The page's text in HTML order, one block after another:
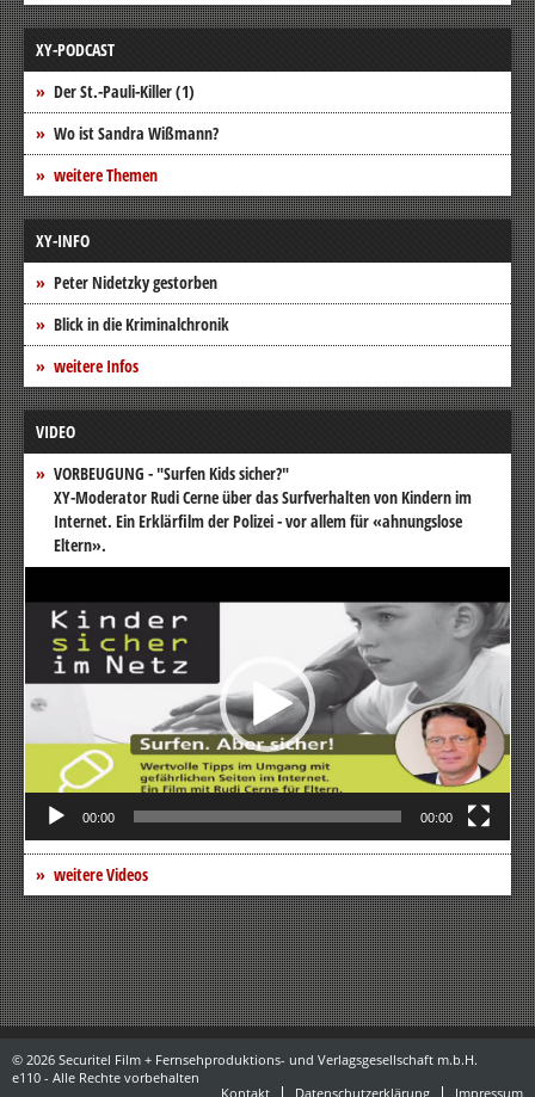
XY-PODCAST
Der St.-Pauli-Killer (1)
Wo ist Sandra Wißmann?
weitere Themen
XY-INFO
Peter Nidetzky gestorben
Blick in die Kriminalchronik
weitere Infos
VIDEO
VORBEUGUNG - "Surfen Kids sicher?"
XY-Moderator Rudi Cerne über das Surfverhalten von Kindern im
Internet. Ein Erklärfilm der Polizei - vor allem für «ahnungslose
Eltern».
Video-
00:00 00:00
weitere Videos
© 2026 Securitel Film + Fernsehproduktions- und Verlagsgesellschaft m.b.H.
e110 - Alle Rechte vorbehalten
Kontakt
Datenschutzerklärung Impressum